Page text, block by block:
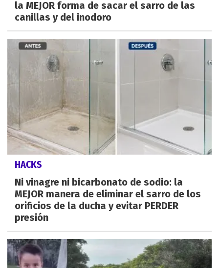
la MEJOR forma de sacar el sarro de las
canillas y del inodoro
HACKS
Ni vinagre ni bicarbonato de sodio: la
MEJOR manera de eliminar el sarro de los
orificios de la ducha y evitar PERDER
presión